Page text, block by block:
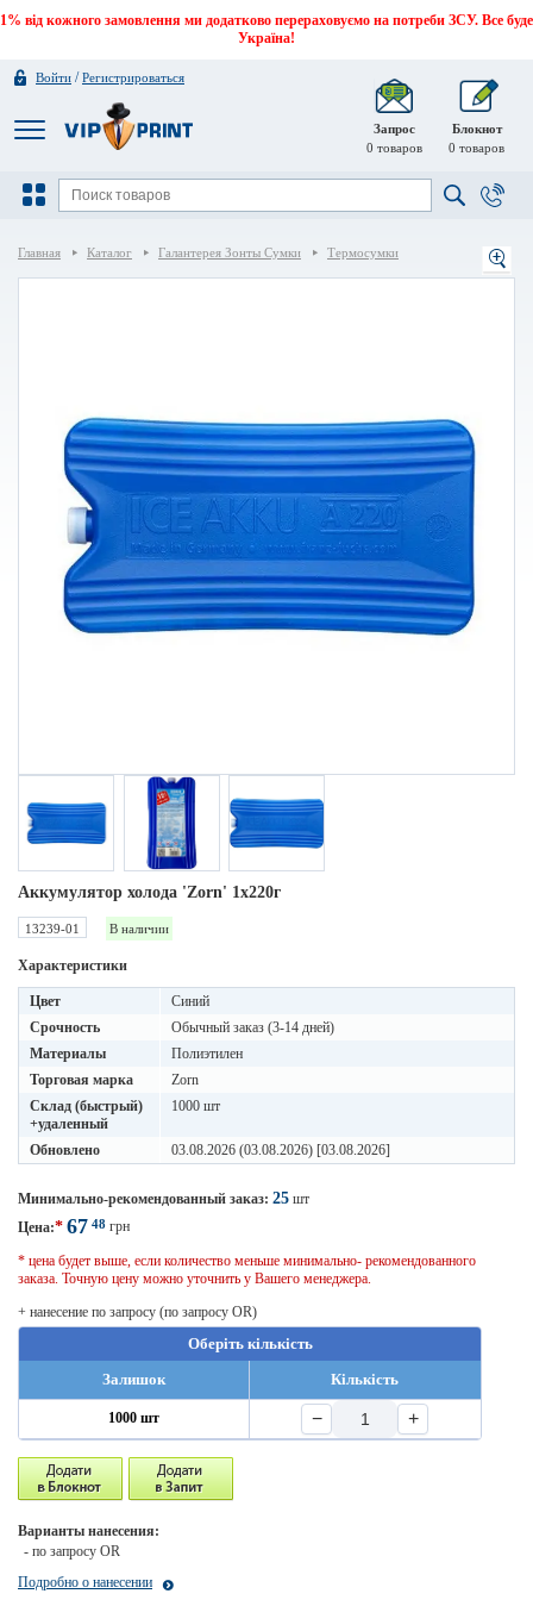
1% від кожного замовлення ми додатково перераховуємо на потреби ЗСУ. Все буде
Україна!
Войти /Регистрироваться
Запрос
0 товаров
Блокнот
0 товаров
Главная Каталог Галантерея Зонты Сумки Термосумки
Аккумулятор холода 'Zorn' 1x220г
13239-01 В наличии
Характеристики
Цвет
Синий
Срочность
Обычный заказ (3-14 дней)
Материалы
Полиэтилен
Торговая марка
Zorn
Склад (быстрый)
+удаленный
1000 шт
Обновлено 03.08.2026 (03.08.2026) [03.08.2026]
Минимально-рекомендованный заказ: 25 шт
Цена:* 67 48 грн
* цена будет выше, если количество меньше минимально- рекомендованного
заказа. Точную цену можно уточнить у Вашего менеджера.
+ нанесение по запросу (по запросу OR)
Оберіть кількість
Залишок
Кількість
1000 шт − +
Варианты нанесения:
- по запросу OR
Подробно о нанесении